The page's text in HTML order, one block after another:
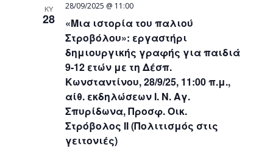
ΚΥ
28
«Μια ιστορία του παλιού
Στροβόλου»: εργαστήρι
δημιουργικής γραφής για παιδιά
9-12 ετών με τη Δέσπ.
Κωνσταντίνου, 28/9/25, 11:00 π.μ.,
αίθ. εκδηλώσεων Ι. Ν. Αγ.
Σπυρίδωνα, Προσφ. Οικ.
Στρόβολος ΙΙ (Πολιτισμός στις
γειτονιές)
28/09/2025 @ 11:00